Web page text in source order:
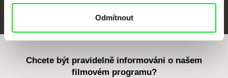
Odmítnout
Chcete být pravidelně informováni o našem
filmovém programu?